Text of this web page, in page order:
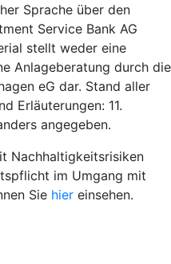
Sprache über den
Service Bank AG
stellt weder eine
Anlageberatung durch die
eG dar. Stand aller
Erläuterungen: 11.
angegeben.
Nachhaltigkeitsrisiken
im Umgang mit
Sie hier einsehen.